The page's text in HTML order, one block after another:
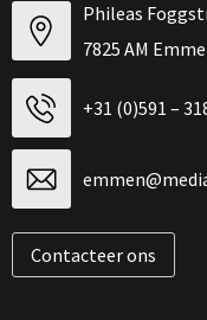
Phileas
7825 AM
+31 (0)591 –
Contacteer ons